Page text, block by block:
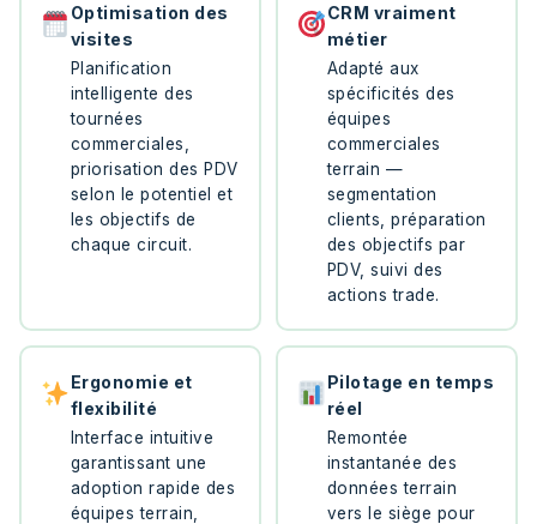
Optimisation des
visites
Planification
intelligente des
tournées
commerciales,
priorisation des PDV
selon le potentiel et
les objectifs de
chaque circuit.
CRM vraiment
métier
Adapté aux
spécificités des
équipes
commerciales
terrain —
segmentation
clients, préparation
des objectifs par
PDV, suivi des
actions trade.
Ergonomie et
flexibilité
Interface intuitive
garantissant une
adoption rapide des
équipes terrain,
Pilotage en temps
réel
Remontée
instantanée des
données terrain
vers le siège pour